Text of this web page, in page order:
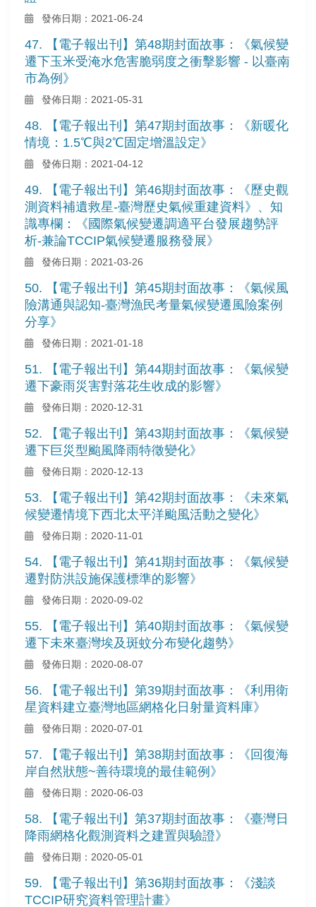
發佈日期：2021-06-24
47. 【電子報出刊】第48期封面故事：《氣候變
遷下玉米受淹水危害脆弱度之衝擊影響 - 以臺南
市為例》
發佈日期：2021-05-31
48. 【電子報出刊】第47期封面故事：《新暖化
情境：1.5℃與2℃固定增溫設定》
發佈日期：2021-04-12
49. 【電子報出刊】第46期封面故事：《歷史觀
測資料補遺救星-臺灣歷史氣候重建資料》、知
識專欄：《國際氣候變遷調適平台發展趨勢評
析-兼論TCCIP氣候變遷服務發展》
發佈日期：2021-03-26
50. 【電子報出刊】第45期封面故事：《氣候風
險溝通與認知-臺灣漁民考量氣候變遷風險案例
分享》
發佈日期：2021-01-18
51. 【電子報出刊】第44期封面故事：《氣候變
遷下豪雨災害對落花生收成的影響》
發佈日期：2020-12-31
52. 【電子報出刊】第43期封面故事：《氣候變
遷下巨災型颱風降雨特徵變化》
發佈日期：2020-12-13
53. 【電子報出刊】第42期封面故事：《未來氣
候變遷情境下西北太平洋颱風活動之變化》
發佈日期：2020-11-01
54. 【電子報出刊】第41期封面故事：《氣候變
遷對防洪設施保護標準的影響》
發佈日期：2020-09-02
55. 【電子報出刊】第40期封面故事：《氣候變
遷下未來臺灣埃及斑蚊分布變化趨勢》
發佈日期：2020-08-07
56. 【電子報出刊】第39期封面故事：《利用衛
星資料建立臺灣地區網格化日射量資料庫》
發佈日期：2020-07-01
57. 【電子報出刊】第38期封面故事：《回復海
岸自然狀態~善待環境的最佳範例》
發佈日期：2020-06-03
58. 【電子報出刊】第37期封面故事：《臺灣日
降雨網格化觀測資料之建置與驗證》
發佈日期：2020-05-01
59. 【電子報出刊】第36期封面故事：《淺談
TCCIP研究資料管理計畫》